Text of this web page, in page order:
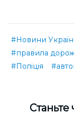
#Новини
#правила
#Поліція